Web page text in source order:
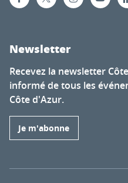
Newsletter
Recevez la newsletter
informé de tous les
Côte d'Azur.
Je m'abonne